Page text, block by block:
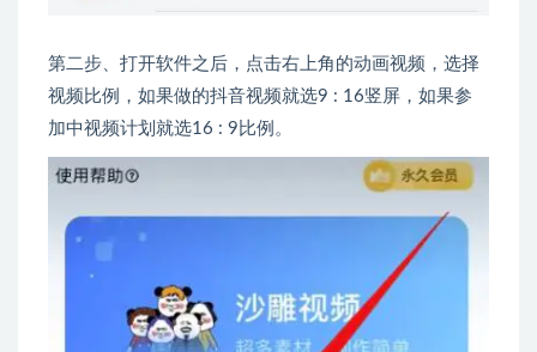
第二步、打开软件之后，点击右上角的动画视频，选择
视频比例，如果做的抖音视频就选9 : 16竖屏，如果参
加中视频计划就选16 : 9比例。